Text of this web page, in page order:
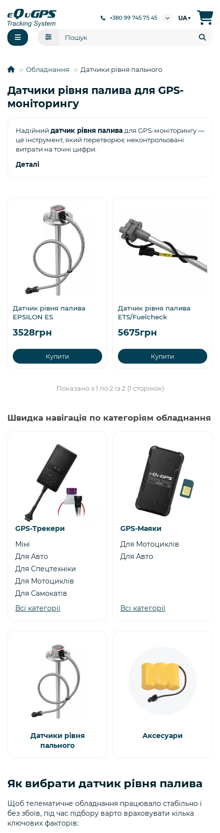
+380 99 745 75 45 UA▼
Обладнання Датчики рівня пального
Датчики рівня палива для GPS-
моніторингу
Надійний датчик рівня палива для GPS-моніторингу —
це інструмент, який перетворює неконтрольовані
витрати на точні цифри.
Деталі
Датчик рівня палива
EPSILON ES
3528грн
Купити
Датчик рівня палива
ETS/Fuelcheck
5675грн
Купити
Показано з 1 по 2 із 2 (1 сторінок)
Швидка навігація по категоріям обладнання
GPS-Трекери
Міні
Для Авто
Для Спецтехніки
Для Мотоциклів
Для Самокатів
Всі категорії
GPS-Маяки
Для Мотоциклів
Для Авто
Всі категорії
Датчики рівня
пального
Аксесуари
Як вибрати датчик рівня палива
Щоб телематичне обладнання працювало стабільно і
без збоїв, під час підбору варто враховувати кілька
ключових факторів: